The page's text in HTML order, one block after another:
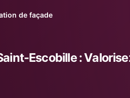
de façade
Escobille :